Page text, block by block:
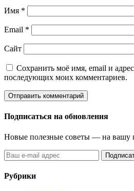
Имя *
Email *
Сайт
Сохранить моё имя, email и
последующих моих комментариев.
Подписаться на обновления
Новые полезные советы — на вашу
Рубрики